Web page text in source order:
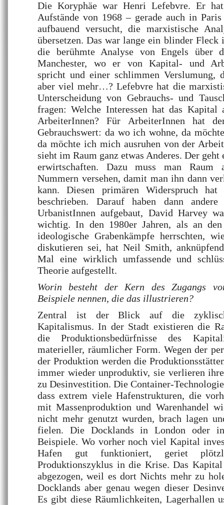
Die Koryphäe war Henri Lefebvre. Er
Aufstände von 1968 – gerade auch in
aufbauend versucht, die marxistische
übersetzen. Das war lange ein blinder
die berühmte Analyse von Engels über
Manchester, wo er von Kapital- und
spricht und einer schlimmen Verslumung,
aber viel mehr…? Lefebvre hat die
Unterscheidung von Gebrauchs- und
fragen: Welche Interessen hat das Kapital
ArbeiterInnen? Für ArbeiterInnen hat
Gebrauchswert: da wo ich wohne, da
da möchte ich mich ausruhen von der
sieht im Raum ganz etwas Anderes. Der
erwirtschaften. Dazu muss man Raum
Nummern versehen, damit man ihn dann
kann. Diesen primären Widerspruch hat
beschrieben. Darauf haben dann andere
UrbanistInnen aufgebaut, David Harvey
wichtig. In den 1980er Jahren, als an
ideologische Grabenkämpfe herrschten,
diskutieren sei, hat Neil Smith,
Mal eine wirklich umfassende und
Theorie aufgestellt.
Worin besteht der Kern des Zugangs
Beispiele nennen, die das illustrieren?
Zentral ist der Blick auf die
Kapitalismus. In der Stadt existieren die
die Produktionsbedürfnisse des
materieller, räumlicher Form. Wegen der
der Produktion werden die
immer wieder unproduktiv, sie verlieren
zu Desinvestition. Die Container-
dass extrem viele Hafenstrukturen, die
mit Massenproduktion und Warenhandel
nicht mehr genutzt wurden, brach lagen
fielen. Die Docklands in London oder
Beispiele. Wo vorher noch viel Kapital
Hafen gut funktioniert, geriet
Produktionszyklus in die Krise. Das
abgezogen, weil es dort Nichts mehr zu
Docklands aber genau wegen dieser
Es gibt diese Räumlichkeiten, Lagerhallen